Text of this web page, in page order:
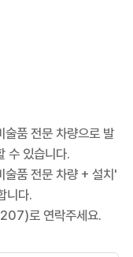
술품 전문 차량으로 발
수 있습니다.
술품 전문 차량 + 설치'
니다.
로 연락주세요.